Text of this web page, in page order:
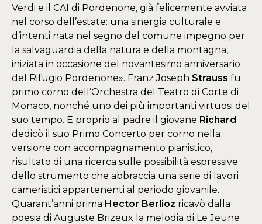
Verdi e il CAI di Pordenone, già felicemente avviata
nel corso dell’estate: una sinergia culturale e
d’intenti nata nel segno del comune impegno per
la salvaguardia della natura e della montagna,
iniziata in occasione del novantesimo anniversario
del Rifugio Pordenone». Franz Joseph Strauss fu
primo corno dell’Orchestra del Teatro di Corte di
Monaco, nonché uno dei più importanti virtuosi del
suo tempo. E proprio al padre il giovane Richard
dedicò il suo Primo Concerto per corno nella
versione con accompagnamento pianistico,
risultato di una ricerca sulle possibilità espressive
dello strumento che abbraccia una serie di lavori
cameristici appartenenti al periodo giovanile.
Quarant’anni prima Hector Berlioz ricavò dalla
poesia di Auguste Brizeux la melodia di Le Jeune